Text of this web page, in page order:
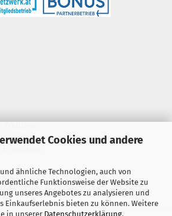
Cookies und andere
ähnliche Technologien, auch von
Funktionsweise der Website zu
unseres Angebotes zu analysieren und
Einkaufserlebnis bieten zu können. Weitere
in unserer Datenschutzerklärung.
Webshop